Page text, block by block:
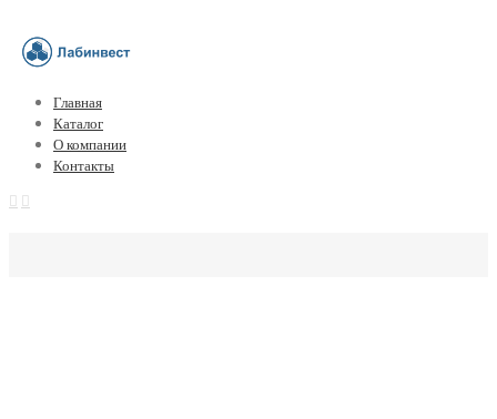
Главная
Каталог
О компании
Контакты